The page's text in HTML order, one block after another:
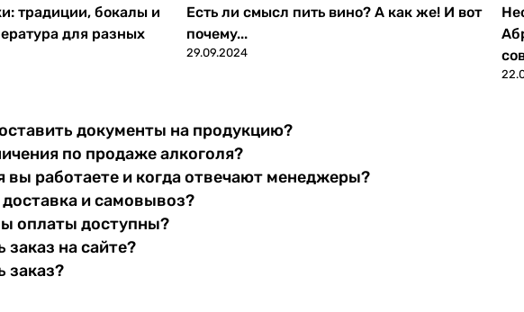
традиции, бокалы и
для разных
Есть ли смысл пить вино? А как же! И вот
почему...
29.09.2024
документы на продукцию?
по продаже алкоголя?
вы работаете и когда отвечают менеджеры?
доставка и самовывоз?
оплаты доступны?
на сайте?
заказ?